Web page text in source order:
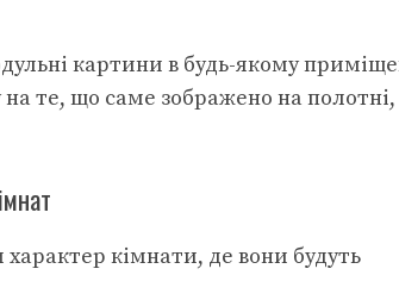
картини в будь-якому
те, що саме зображено на полотні,
кімнати, де вони будуть